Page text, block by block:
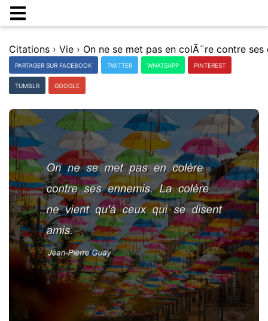
Citations › Vie ›
PARTAGER SUR FACEBOOK TWITTER WHATSAPP PINTEREST
TUMBLR GOOGLE